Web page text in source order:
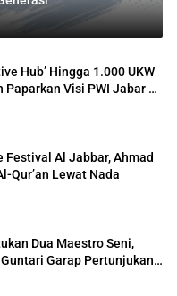
Hub’ Hingga 1.000 UKW
Visi PWI Jabar di
Festival Al Jabbar, Ahmad
Qur’an Lewat Nada
Dua Maestro Seni,
Garap Pertunjukan